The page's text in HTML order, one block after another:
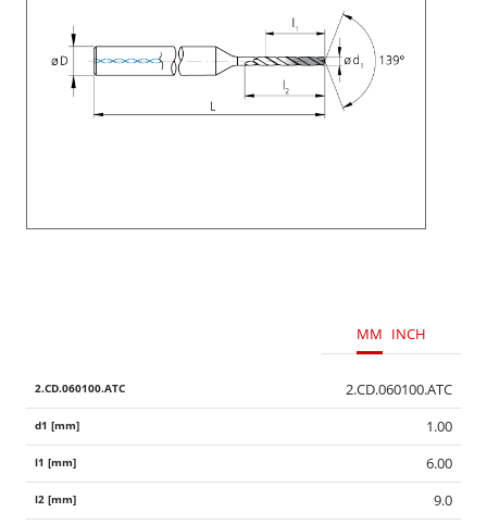
MM INCH
2.CD.060100.ATC
1.00
6.00
9.0